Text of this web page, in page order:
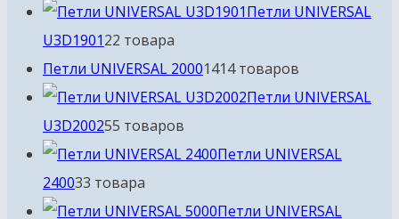
Петли UNIVERSAL
U3D190122 товара
Петли UNIVERSAL 20001414 товаров
Петли UNIVERSAL
U3D200255 товаров
Петли UNIVERSAL
240033 товара
Петли UNIVERSAL